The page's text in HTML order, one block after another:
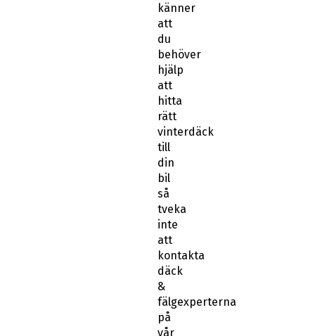
känner
att
du
behöver
hjälp
att
hitta
rätt
vinterdäck
till
din
bil
så
tveka
inte
att
kontakta
däck
&
fälgexperterna
på
vår